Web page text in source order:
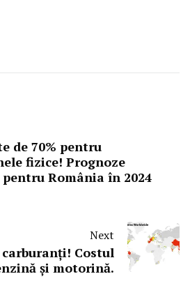
de 70% pentru
fizice! Prognoze
pentru România în 2024
Next
Costul
și motorină.